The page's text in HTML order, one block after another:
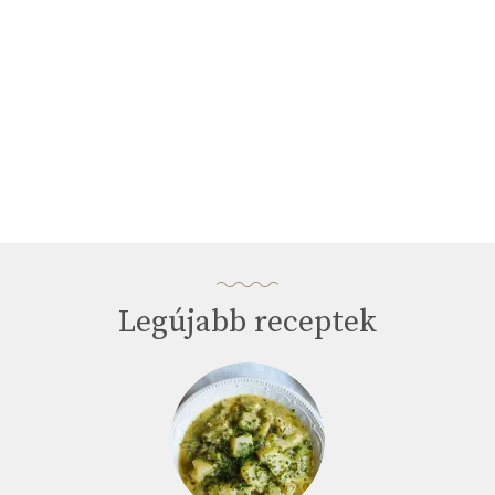
Legújabb receptek